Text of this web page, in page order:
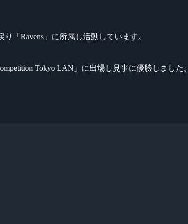
「Ravens」に所属し活動しています。
Tokyo LAN」に出場し見事に優勝しました。